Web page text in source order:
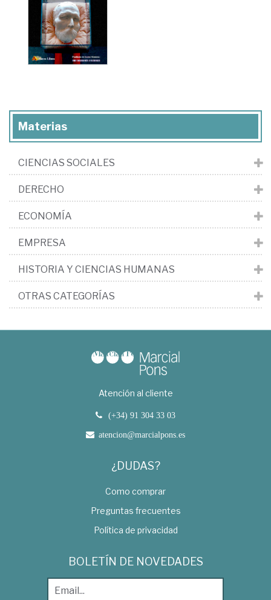
Materias
CIENCIAS SOCIALES
DERECHO
ECONOMÍA
EMPRESA
HISTORIA Y CIENCIAS HUMANAS
OTRAS CATEGORÍAS
Atención al cliente
(+34) 91 304 33 03
atencion@marcialpons.es
¿DUDAS?
Como comprar
Preguntas frecuentes
Política de privacidad
BOLETÍN DE NOVEDADES